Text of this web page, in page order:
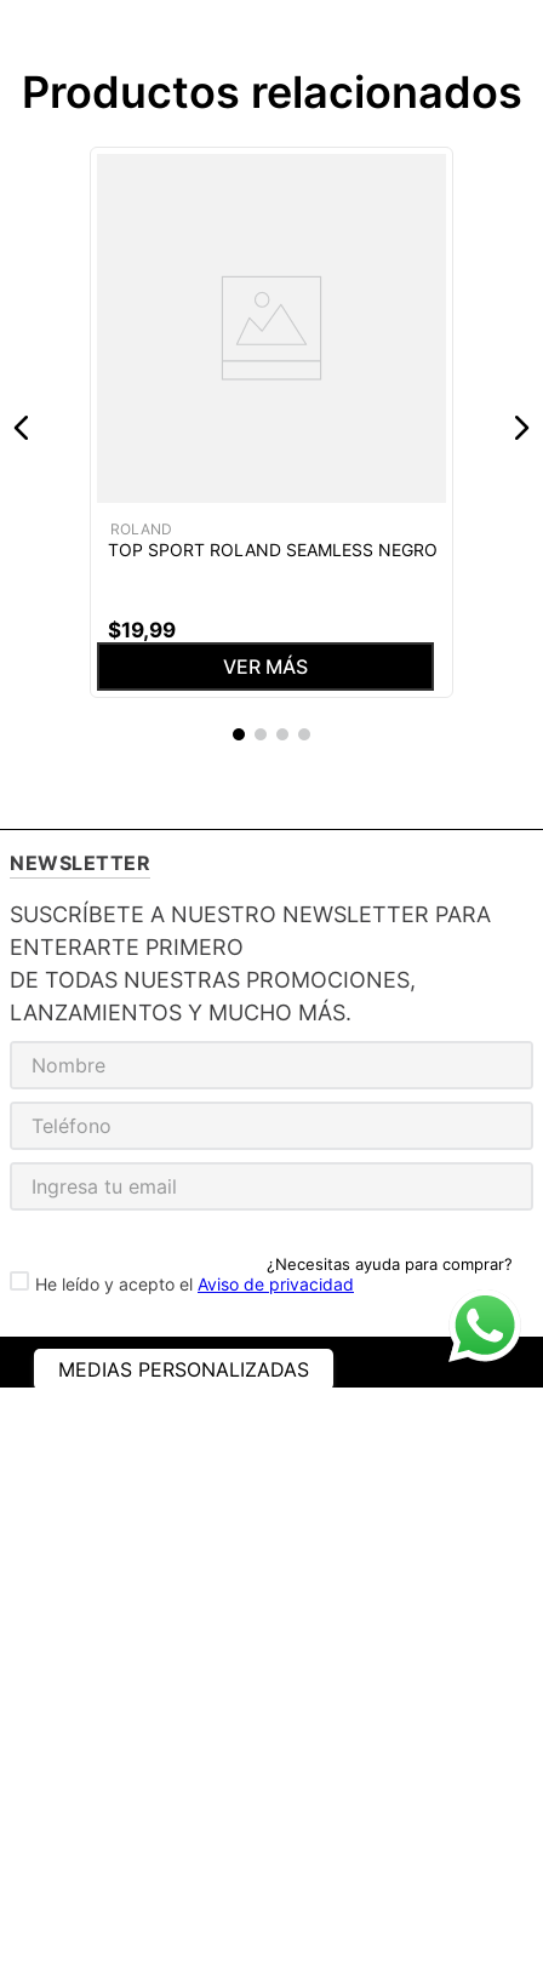
¿Necesitas ayuda para comprar?
Productos relacionados
ROLAND
TOP SPORT ROLAND SEAMLESS NEGRO
$19,99
VER MÁS
NEWSLETTER
SUSCRÍBETE A NUESTRO NEWSLETTER PARA
ENTERARTE PRIMERO
DE TODAS NUESTRAS PROMOCIONES,
LANZAMIENTOS Y MUCHO MÁS.
He leído y acepto el Aviso de privacidad
MEDIAS PERSONALIZADAS